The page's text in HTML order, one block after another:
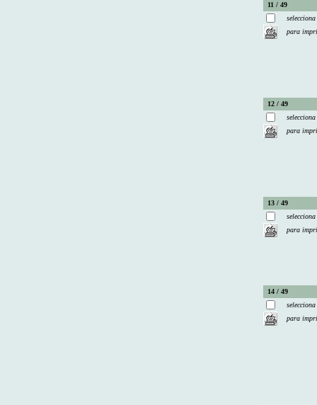
11 / 49
selecciona
para
12 / 49
selecciona
para
13 / 49
selecciona
para
14 / 49
selecciona
para